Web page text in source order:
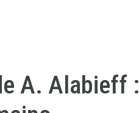
A. Alabieff :